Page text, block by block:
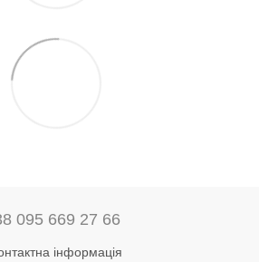
095 669 27 66
інформація